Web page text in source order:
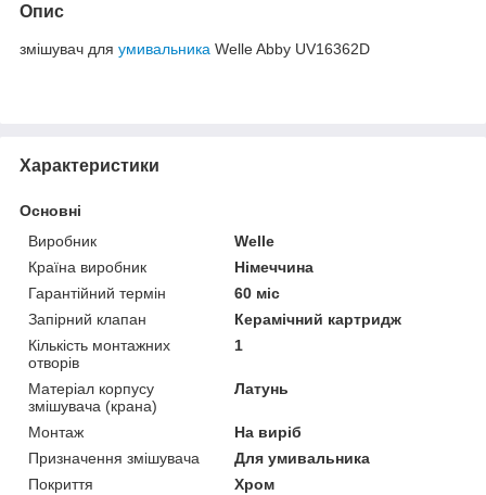
Опис
змішувач для умивальника Welle Abby UV16362D
Характеристики
Основні
Виробник
Welle
Країна виробник
Німеччина
Гарантійний термін
60 міс
Запірний клапан
Керамічний картридж
Кількість монтажних
отворів
1
Матеріал корпусу
змішувача (крана)
Латунь
Монтаж
На виріб
Призначення змішувача
Для умивальника
Покриття
Хром